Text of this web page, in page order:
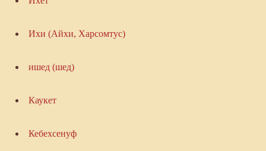
Ихи (Айхи, Харсомтус)
ишед (шед)
Каукет
Кебехсенуф